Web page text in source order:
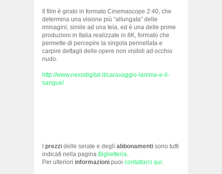
Il film è girato in formato Cinemascope 2:40, che
determina una visione più “allungata” delle
immagini, simile ad una tela, ed è una delle prime
produzioni in Italia realizzate in 8K, formato che
permette di percepire la singola pennellata e
carpire dettagli delle opere non visibili ad occhio
nudo.
http://www.nexodigital.it/caravaggio-lanima-e-il-
sangue/
prezzi delle serate e degli abbonamenti sono tutti
indicati nella pagina Biglietteria.
Per ulteriori informazioni puoi contattarci qui.